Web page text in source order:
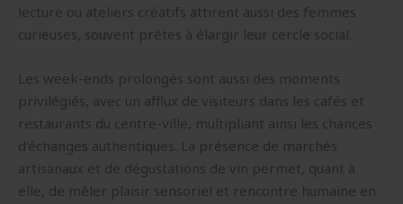
lecture ou ateliers créatifs attirent aussi des femmes
curieuses, souvent prêtes à élargir leur cercle social.
Les week-ends prolongés sont aussi des moments
privilégiés, avec un afflux de visiteurs dans les cafés et
restaurants du centre-ville, multipliant ainsi les chances
d’échanges authentiques. La présence de marchés
artisanaux et de dégustations de vin permet, quant à
elle, de mêler plaisir sensoriel et rencontre humaine en